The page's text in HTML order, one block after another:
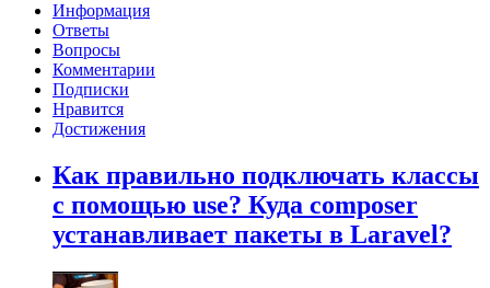
Информация
Ответы
Вопросы
Комментарии
Подписки
Нравится
Достижения
Как правильно подключать классы
с помощью use? Куда composer
устанавливает пакеты в Laravel?